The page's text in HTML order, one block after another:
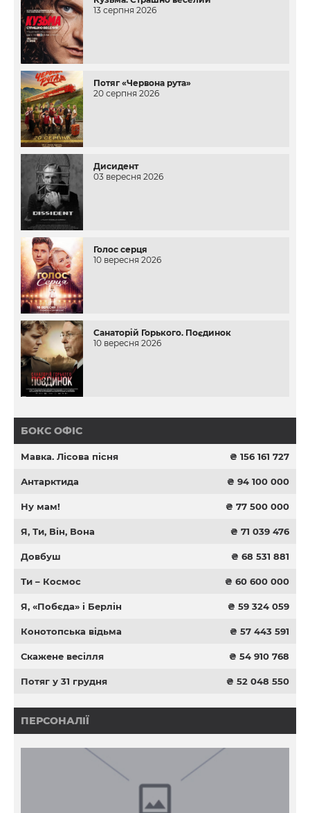
13 серпня 2026
Потяг «Червона рута»
20 серпня 2026
Дисидент
03 вересня 2026
Голос серця
10 вересня 2026
Санаторій Горького. Поєдинок
10 вересня 2026
БОКС ОФІС
Мавка. Лісова пісня ₴ 156 161 727
Антарктида ₴ 94 100 000
Ну мам! ₴ 77 500 000
Я, Ти, Він, Вона ₴ 71 039 476
Довбуш ₴ 68 531 881
Ти – Космос ₴ 60 600 000
Я, «Побєда» і Берлін ₴ 59 324 059
Конотопська відьма ₴ 57 443 591
Скажене весілля ₴ 54 910 768
Потяг у 31 грудня ₴ 52 048 550
ПЕРСОНАЛІЇ